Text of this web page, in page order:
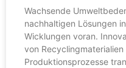
Wachsende
nachhaltigen Lösungen
Wicklungen voran.
von
Produktionsprozesse